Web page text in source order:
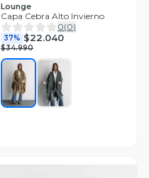
Lounge
Capa Cebra Alto Invierno
0(0)
37% $22.040
$34.990